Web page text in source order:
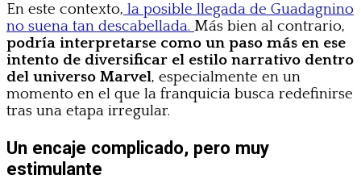
En este contexto, la posible llegada de Guadagnino
no suena tan descabellada. Más bien al contrario,
podría interpretarse como un paso más en ese
intento de diversificar el estilo narrativo dentro
del universo Marvel, especialmente en un
momento en el que la franquicia busca redefinirse
tras una etapa irregular.
Un encaje complicado, pero muy
estimulante